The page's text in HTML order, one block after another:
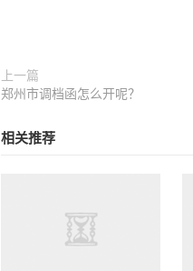
上一篇
郑州市调档函怎么开呢？
相关推荐